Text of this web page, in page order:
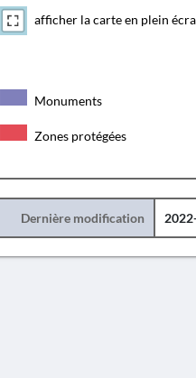
afficher la carte en plein
Monuments
Zones protégées
Dernière modification